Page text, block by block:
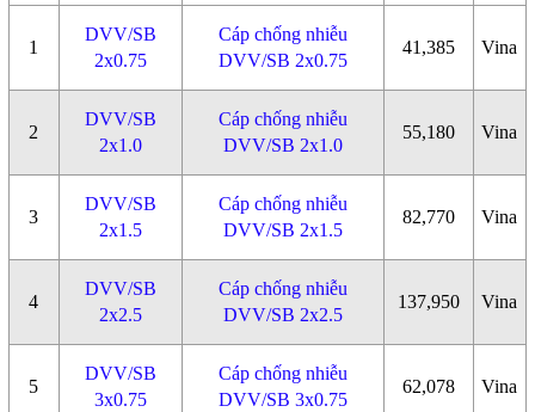
1
DVV/SB
2x0.75
Cáp chống nhiễu
DVV/SB 2x0.75
41,385 Vina
2
DVV/SB
2x1.0
Cáp chống nhiễu
DVV/SB 2x1.0
55,180 Vina
3
DVV/SB
2x1.5
Cáp chống nhiễu
DVV/SB 2x1.5
82,770 Vina
4
DVV/SB
2x2.5
Cáp chống nhiễu
DVV/SB 2x2.5
137,950 Vina
5
DVV/SB
3x0.75
Cáp chống nhiễu
DVV/SB 3x0.75
62,078 Vina